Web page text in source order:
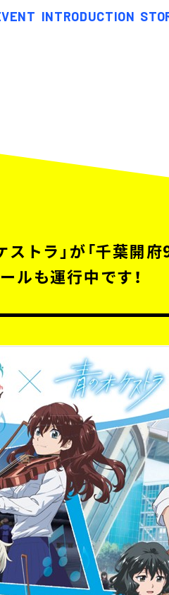
INTRODUCTION
ストラ」が「千葉開
ルも運行中です！